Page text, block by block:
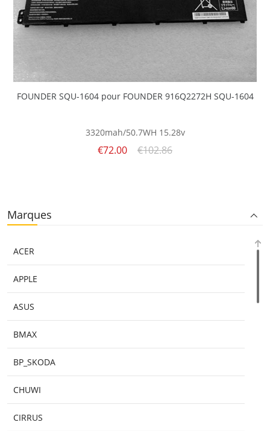
Marques
ACER
APPLE
ASUS
BMAX
BP_SKODA
CHUWI
CIRRUS
FOUNDER SQU-1604 pour FOUNDER 916Q2272H SQU-1604
3320mah/50.7WH 15.28v
€72.00 €102.86